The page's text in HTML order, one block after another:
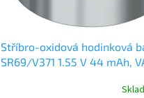
Stříbro-oxidová hodinková
SR69/V371 1.55 V 44 mAh,